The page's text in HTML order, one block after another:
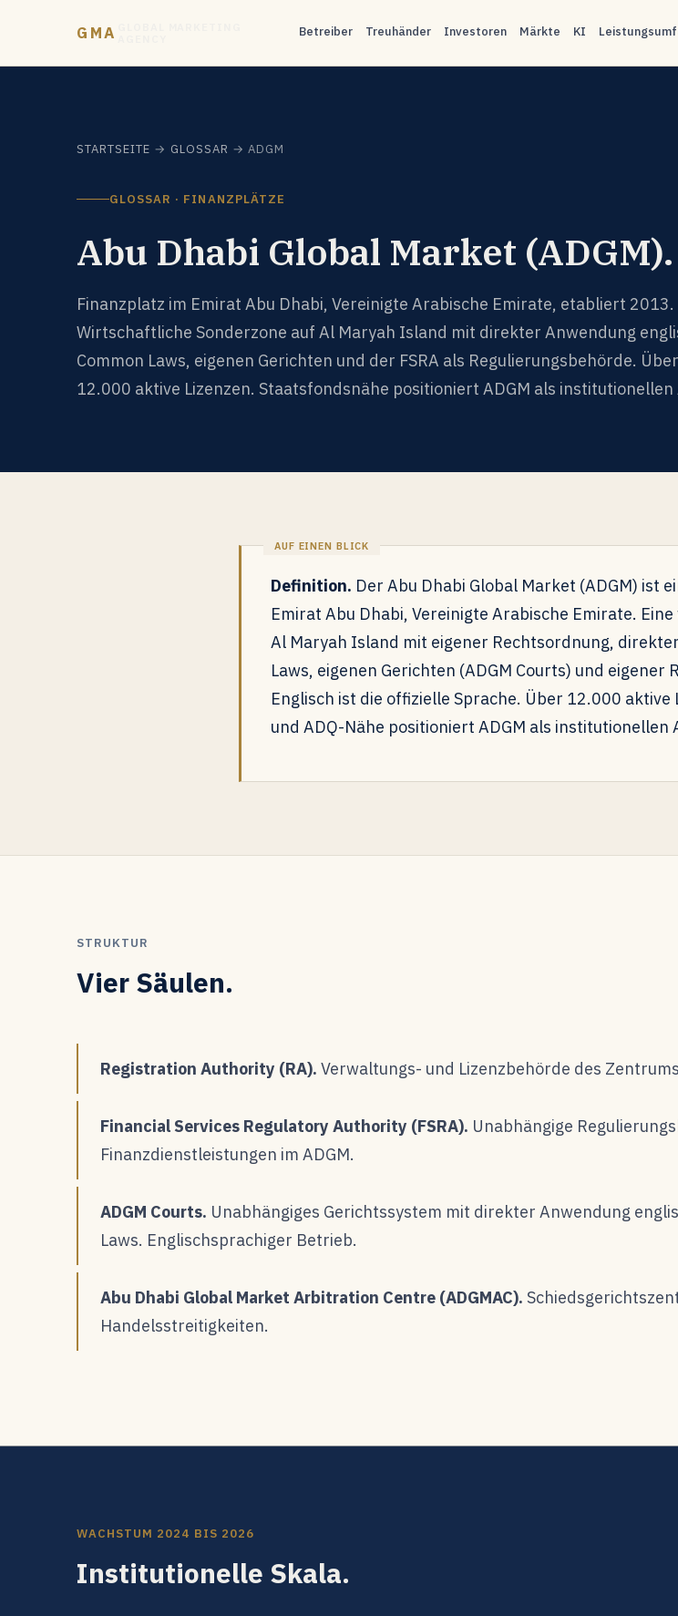
GMA Betreiber Treuhänder Investoren Märkte KI
STARTSEITE → GLOSSAR → ADGM
GLOSSAR · FINANZPLÄTZE
Abu Dhabi Global Market (ADGM).
Finanzplatz im Emirat Abu Dhabi, Vereinigte Arabische Emirate, etabliert 2013.
Wirtschaftliche Sonderzone auf Al Maryah Island mit direkter Anwendung
Common Laws, eigenen Gerichten und der FSRA als Regulierungsbehörde. Über
12.000 aktive Lizenzen. Staatsfondsnähe positioniert ADGM als institutionellen
Definition. Der Abu Dhabi Global Market (ADGM) ist
Emirat Abu Dhabi, Vereinigte Arabische Emirate.
Al Maryah Island mit eigener Rechtsordnung,
Laws, eigenen Gerichten (ADGM Courts) und eigener
Englisch ist die offizielle Sprache. Über 12.000
und ADQ-Nähe positioniert ADGM als institutionellen
STRUKTUR
Vier Säulen.
Registration Authority (RA). Verwaltungs- und Lizenzbehörde des
Financial Services Regulatory Authority (FSRA). Unabhängige
Finanzdienstleistungen im ADGM.
ADGM Courts. Unabhängiges Gerichtssystem mit direkter Anwendung
Laws. Englischsprachiger Betrieb.
Abu Dhabi Global Market Arbitration Centre (ADGMAC).
Handelsstreitigkeiten.
WACHSTUM 2024 BIS 2026
Institutionelle Skala.